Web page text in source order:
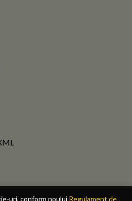
uri, conform noului Regulament de